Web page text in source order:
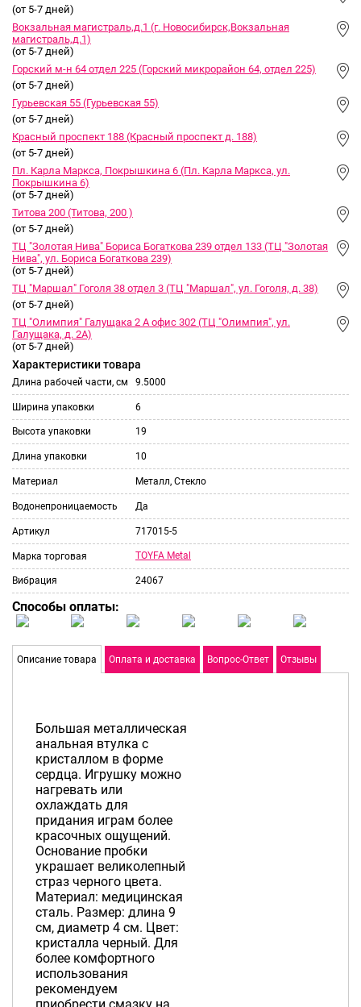
(от 5-7 дней)
Вокзальная магистраль,д.1 (г. Новосибирск,Вокзальная
магистраль,д.1)
(от 5-7 дней)
Горский м-н 64 отдел 225 (Горский микрорайон 64, отдел 225)
(от 5-7 дней)
Гурьевская 55 (Гурьевская 55)
(от 5-7 дней)
Красный проспект 188 (Красный проспект д. 188)
(от 5-7 дней)
Пл. Карла Маркса, Покрышкина 6 (Пл. Карла Маркса, ул.
Покрышкина 6)
(от 5-7 дней)
Титова 200 (Титова, 200 )
(от 5-7 дней)
ТЦ "Золотая Нива" Бориса Богаткова 239 отдел 133 (ТЦ "Золотая
Нива", ул. Бориса Богаткова 239)
(от 5-7 дней)
ТЦ "Маршал" Гоголя 38 отдел 3 (ТЦ "Маршал", ул. Гоголя, д. 38)
(от 5-7 дней)
ТЦ "Олимпия" Галущака 2 А офис 302 (ТЦ "Олимпия", ул.
Галущака, д. 2А)
(от 5-7 дней)
Характеристики товара
Длина рабочей части, см 9.5000
Ширина упаковки 6
Высота упаковки 19
Длина упаковки 10
Материал Металл, Стекло
Водонепроницаемость Да
Артикул 717015-5
Марка торговая TOYFA Metal
Вибрация 24067
Способы оплаты:
Описание товара Оплата и доставка Вопрос-Ответ Отзывы
Большая металлическая
анальная втулка с
кристаллом в форме
сердца. Игрушку можно
нагревать или
охлаждать для
придания играм более
красочных ощущений.
Основание пробки
украшает великолепный
страз черного цвета.
Материал: медицинская
сталь. Размер: длина 9
см, диаметр 4 см. Цвет:
кристалла черный. Для
более комфортного
использования
рекомендуем